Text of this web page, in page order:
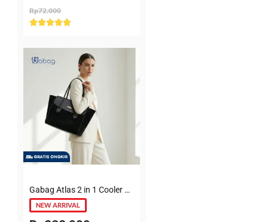
Rp72.000
Rated
5
Gabag Atlas 2 in 1 Cooler & Diaper Bag Premium Suede – Tas bayi + Thermal pouch 20 Jam, Leakproof, Garansi 6 Bulan
NEW ARRIVAL